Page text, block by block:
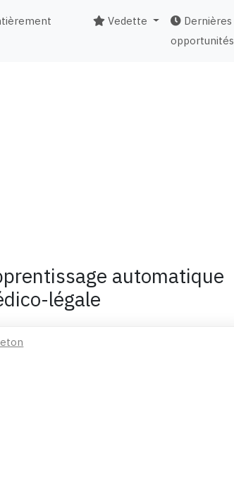
Vedette
Dernières
opportunités
automatique
légale